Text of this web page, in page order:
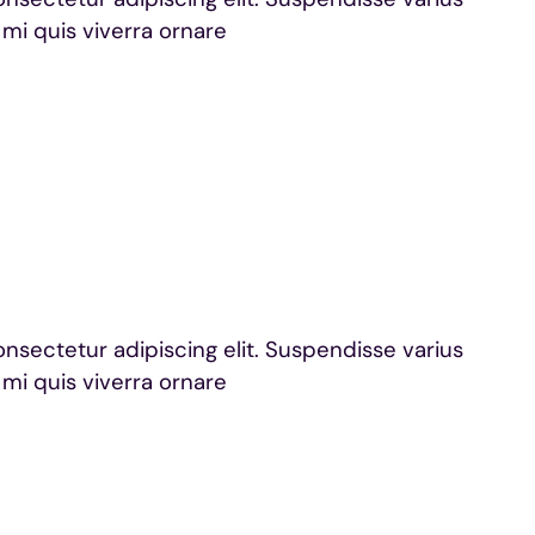
quis viverra ornare
adipiscing elit. Suspendisse varius
quis viverra ornare